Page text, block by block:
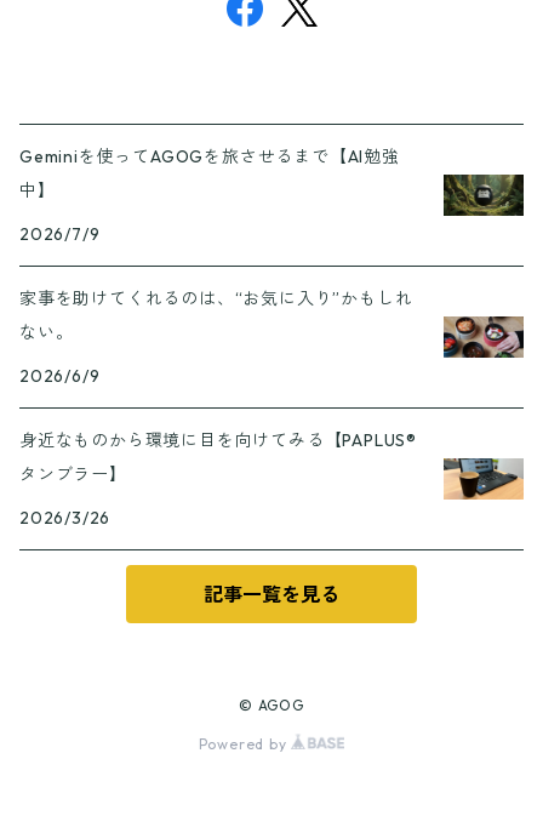
Geminiを使ってAGOGを旅させるまで【AI勉強
中】
2026/7/9
家事を助けてくれるのは、“お気に入り”かもしれ
ない。
2026/6/9
身近なものから環境に目を向けてみる【PAPLUS®
タンブラー】
2026/3/26
記事一覧を見る
© AGOG
Powered by